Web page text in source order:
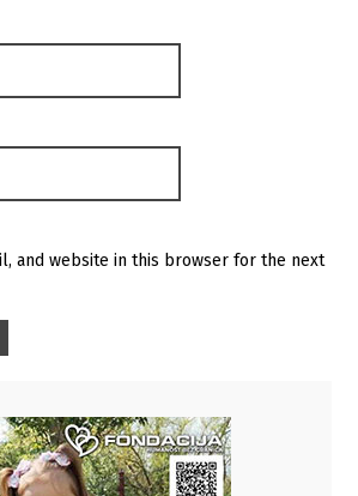
and website in this browser for the next